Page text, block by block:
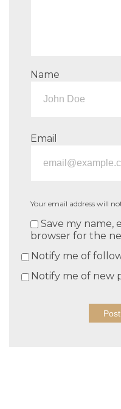
Name
Email
Your email address will
Save my name,
browser for the
Notify me of
Notify me of new